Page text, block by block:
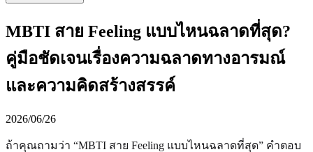
MBTI สาย Feeling แบบไหนฉลาดที่สุด?
คู่มือชัดเจนเรื่องความฉลาดทางอารมณ์
และความคิดสร้างสรรค์
2026/06/26
ถ้าคุณถามว่า “MBTI สาย Feeling แบบไหนฉลาดที่สุด” คำตอบ